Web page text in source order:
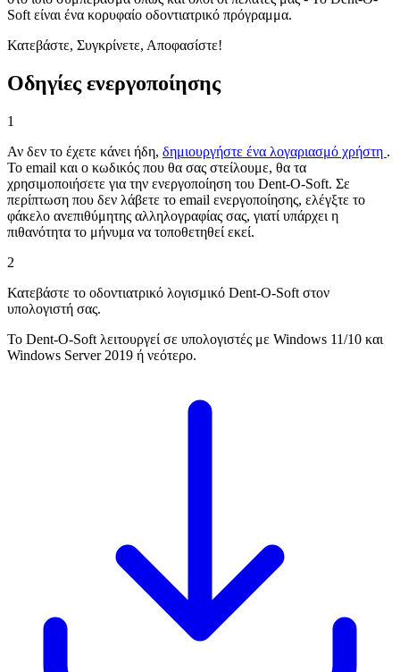
Soft είναι ένα κορυφαίο οδοντιατρικό πρόγραμμα.
Κατεβάστε, Συγκρίνετε, Αποφασίστε!
Οδηγίες ενεργοποίησης
1
Αν δεν το έχετε κάνει ήδη, δημιουργήστε ένα λογαριασμό χρήστη .
Το email και ο κωδικός που θα σας στείλουμε, θα τα
χρησιμοποιήσετε για την ενεργοποίηση του Dent-O-Soft. Σε
περίπτωση που δεν λάβετε το email ενεργοποίησης, ελέγξτε το
φάκελο ανεπιθύμητης αλληλογραφίας σας, γιατί υπάρχει η
πιθανότητα το μήνυμα να τοποθετηθεί εκεί.
2
Κατεβάστε το οδοντιατρικό λογισμικό Dent-O-Soft στον
υπολογιστή σας.
Το Dent-O-Soft λειτουργεί σε υπολογιστές με Windows 11/10 και
Windows Server 2019 ή νεότερο.